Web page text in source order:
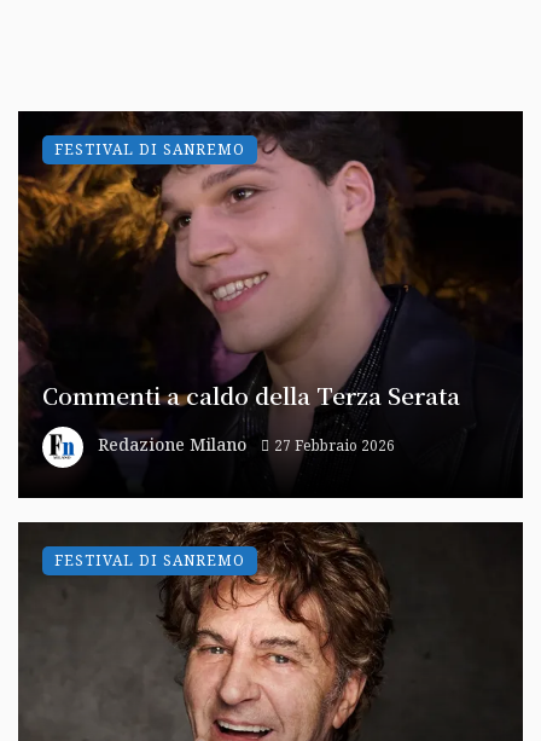
Commenti a caldo della Terza Serata
Redazione Milano 27 Febbraio 2026
FESTIVAL DI SANREMO
FESTIVAL DI SANREMO